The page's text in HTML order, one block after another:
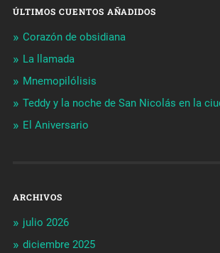
ÚLTIMOS CUENTOS AÑADIDOS
Corazón de obsidiana
La llamada
Mnemopilólisis
Teddy y la noche de San Nicolás en la
El Aniversario
ARCHIVOS
julio 2026
diciembre 2025